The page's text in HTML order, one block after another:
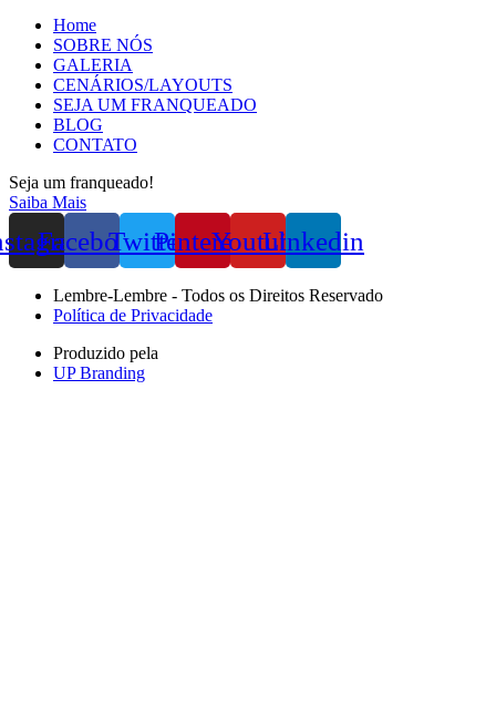
Home
SOBRE NÓS
GALERIA
CENÁRIOS/LAYOUTS
SEJA UM FRANQUEADO
BLOG
CONTATO
Seja um franqueado!
Saiba Mais
FacebookTwitterPinterestYoutubeLinkedin
Lembre-Lembre - Todos os Direitos Reservado
Política de Privacidade
Produzido pela
UP Branding